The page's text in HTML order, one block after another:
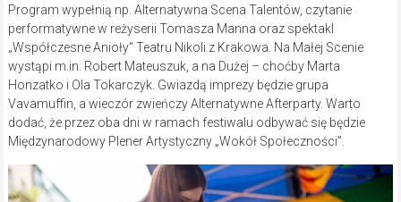
Program wypełnią np. Alternatywna Scena Talentów, czytanie
performatywne w reżyserii Tomasza Manna oraz spektakl
„Współczesne Anioły” Teatru Nikoli z Krakowa. Na Małej Scenie
wystąpi m.in. Robert Mateuszuk, a na Dużej – choćby Marta
Honzatko i Ola Tokarczyk. Gwiazdą imprezy będzie grupa
Vavamuffin, a wieczór zwieńczy Alternatywne Afterparty. Warto
dodać, że przez oba dni w ramach festiwalu odbywać się będzie
Międzynarodowy Plener Artystyczny „Wokół Społeczności”.